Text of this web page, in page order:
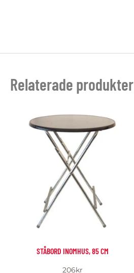
Relaterade produkter
STÅBORD INOMHUS, 85 CM
206kr